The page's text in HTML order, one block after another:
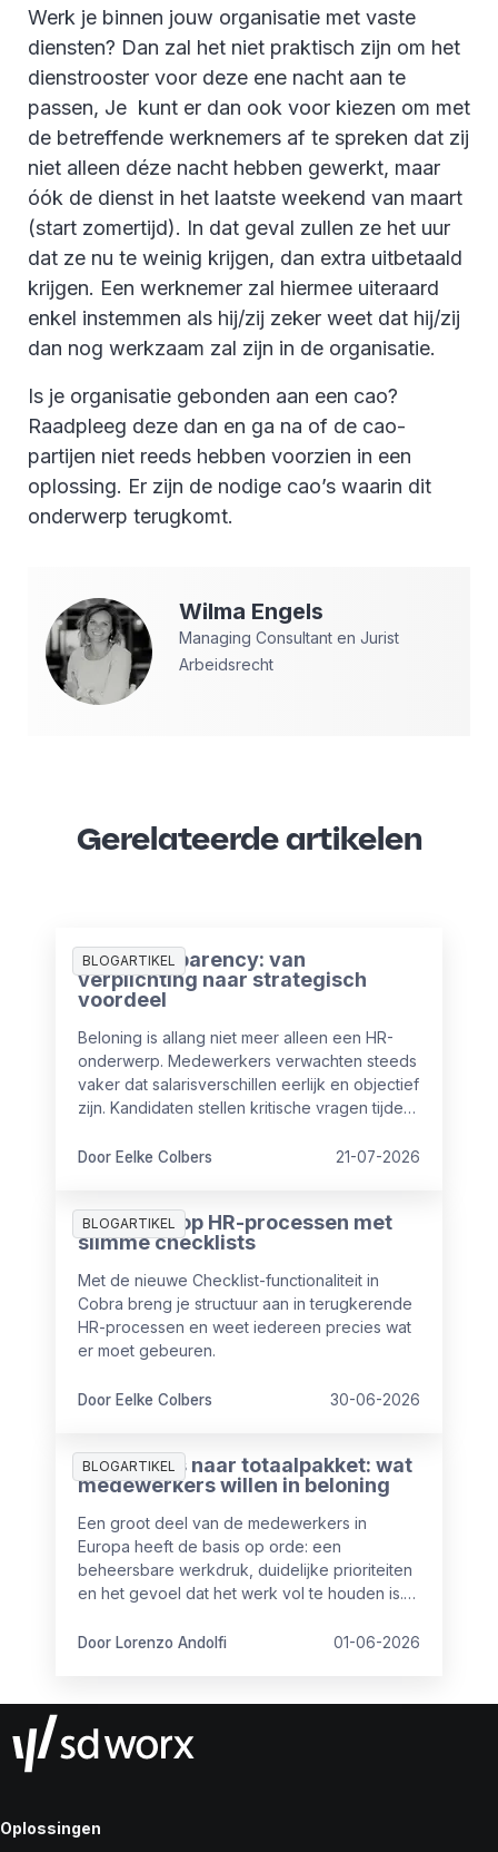
Werk je binnen jouw organisatie met vaste
diensten? Dan zal het niet praktisch zijn om het
dienstrooster voor deze ene nacht aan te
passen, Je kunt er dan ook voor kiezen om met
de betreffende werknemers af te spreken dat zij
niet alleen déze nacht hebben gewerkt, maar
óók de dienst in het laatste weekend van maart
(start zomertijd). In dat geval zullen ze het uur
dat ze nu te weinig krijgen, dan extra uitbetaald
krijgen. Een werknemer zal hiermee uiteraard
enkel instemmen als hij/zij zeker weet dat hij/zij
dan nog werkzaam zal zijn in de organisatie.
Is je organisatie gebonden aan een cao?
Raadpleeg deze dan en ga na of de cao-
partijen niet reeds hebben voorzien in een
oplossing. Er zijn de nodige cao’s waarin dit
onderwerp terugkomt.
Wilma Engels
Managing Consultant en Jurist
Arbeidsrecht
Gerelateerde artikelen
BLOGARTIKEL
Pay Transparency: van
verplichting naar strategisch
voordeel
Beloning is allang niet meer alleen een HR-
onderwerp. Medewerkers verwachten steeds
vaker dat salarisverschillen eerlijk en objectief
zijn. Kandidaten stellen kritische vragen tijdens
nemen de eisen rondom transparantie toe.
Door Eelke Colbers 21-07-2026
BLOGARTIKEL
Meer grip op HR-processen met
slimme checklists
Met de nieuwe Checklist-functionaliteit in
Cobra breng je structuur aan in terugkerende
HR-processen en weet iedereen precies wat
er moet gebeuren.
Door Eelke Colbers 30-06-2026
BLOGARTIKEL
Van salaris naar totaalpakket: wat
medewerkers willen in beloning
Een groot deel van de medewerkers in
Europa heeft de basis op orde: een
beheersbare werkdruk, duidelijke prioriteiten
en het gevoel dat het werk vol te houden is.
orde.
Door Lorenzo Andolfi 01-06-2026
Oplossingen